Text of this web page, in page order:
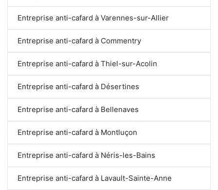
Entreprise anti-cafard à Varennes-sur-Allier
Entreprise anti-cafard à Commentry
Entreprise anti-cafard à Thiel-sur-Acolin
Entreprise anti-cafard à Désertines
Entreprise anti-cafard à Bellenaves
Entreprise anti-cafard à Montluçon
Entreprise anti-cafard à Néris-les-Bains
Entreprise anti-cafard à Lavault-Sainte-Anne